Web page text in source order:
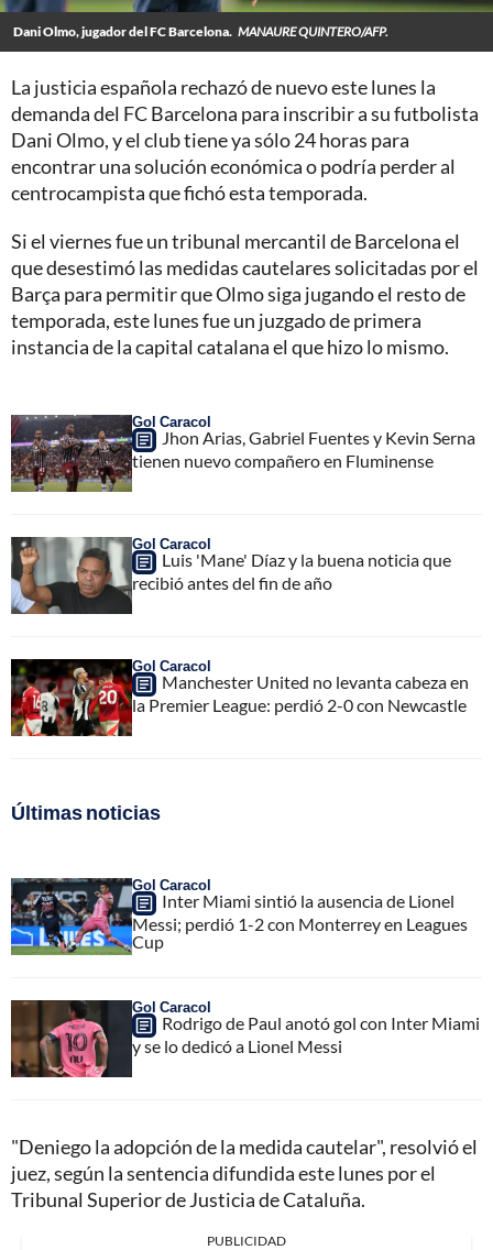
Dani Olmo, jugador del FC Barcelona. MANAURE QUINTERO/AFP.
La justicia española rechazó de nuevo este lunes la
demanda del FC Barcelona para inscribir a su futbolista
Dani Olmo, y el club tiene ya sólo 24 horas para
encontrar una solución económica o podría perder al
centrocampista que fichó esta temporada.
Si el viernes fue un tribunal mercantil de Barcelona el
que desestimó las medidas cautelares solicitadas por el
Barça para permitir que Olmo siga jugando el resto de
temporada, este lunes fue un juzgado de primera
instancia de la capital catalana el que hizo lo mismo.
Gol Caracol
Jhon Arias, Gabriel Fuentes y Kevin Serna
tienen nuevo compañero en Fluminense
Gol Caracol
Luis 'Mane' Díaz y la buena noticia que
recibió antes del fin de año
Gol Caracol
Manchester United no levanta cabeza en
la Premier League: perdió 2-0 con Newcastle
Últimas noticias
Gol Caracol
Inter Miami sintió la ausencia de Lionel
Messi; perdió 1-2 con Monterrey en Leagues
Cup
Gol Caracol
Rodrigo de Paul anotó gol con Inter Miami
y se lo dedicó a Lionel Messi
"Deniego la adopción de la medida cautelar", resolvió el
juez, según la sentencia difundida este lunes por el
Tribunal Superior de Justicia de Cataluña.
PUBLICIDAD